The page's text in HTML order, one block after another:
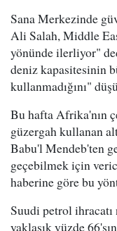
Sana Merkezinde
Ali Salah, Middle
yönünde ilerliyor"
deniz kapasitesinin
kullanmadığını"
Bu hafta Afrika'nın
güzergah kullanan
Babu'l Mendeb'ten
geçebilmek için
haberine göre bu
Suudi petrol
yaklaşık yüzde